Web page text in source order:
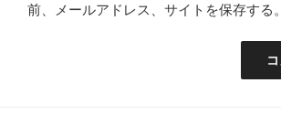
前、メールアドレス、サイトを保存する。